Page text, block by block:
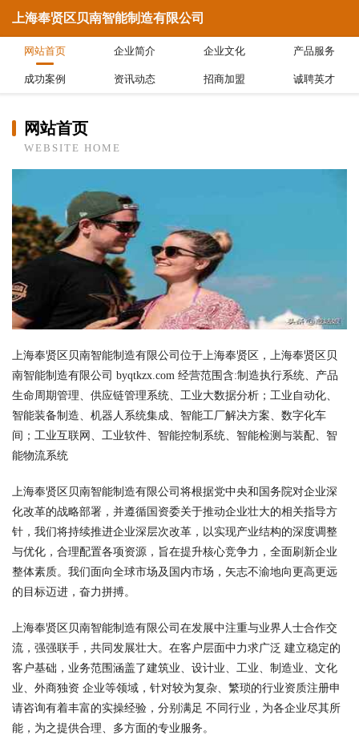
上海奉贤区贝南智能制造有限公司
网站首页 企业简介 企业文化 产品服务
成功案例 资讯动态 招商加盟 诚聘英才
网站首页
WEBSITE HOME
上海奉贤区贝南智能制造有限公司位于上海奉贤区，上海奉贤区贝
南智能制造有限公司 byqtkzx.com 经营范围含:制造执行系统、产品
生命周期管理、供应链管理系统、工业大数据分析；工业自动化、
智能装备制造、机器人系统集成、智能工厂解决方案、数字化车
间；工业互联网、工业软件、智能控制系统、智能检测与装配、智
能物流系统
上海奉贤区贝南智能制造有限公司将根据党中央和国务院对企业深
化改革的战略部署，并遵循国资委关于推动企业壮大的相关指导方
针，我们将持续推进企业深层次改革，以实现产业结构的深度调整
与优化，合理配置各项资源，旨在提升核心竞争力，全面刷新企业
整体素质。我们面向全球市场及国内市场，矢志不渝地向更高更远
的目标迈进，奋力拼搏。
上海奉贤区贝南智能制造有限公司在发展中注重与业界人士合作交
流，强强联手，共同发展壮大。在客户层面中力求广泛 建立稳定的
客户基础，业务范围涵盖了建筑业、设计业、工业、制造业、文化
业、外商独资 企业等领域，针对较为复杂、繁琐的行业资质注册申
请咨询有着丰富的实操经验，分别满足 不同行业，为各企业尽其所
能，为之提供合理、多方面的专业服务。